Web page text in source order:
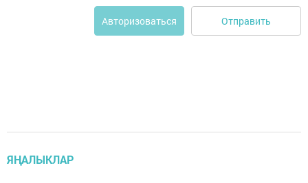
Авторизоваться Отправить
ЯҢАЛЫКЛАР